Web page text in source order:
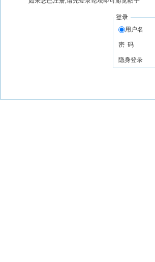
登录
用户名
密 码
隐身登录